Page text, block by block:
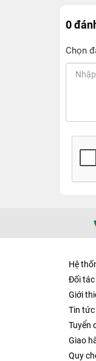
0
Chọn
Hệ
Đối tác
Giới
Tin tức
Tuyển
Giao
Quy